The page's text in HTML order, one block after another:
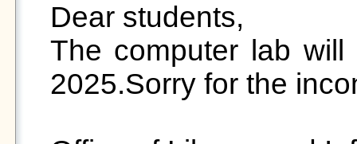
Dear students,
The computer lab
2025.Sorry for the